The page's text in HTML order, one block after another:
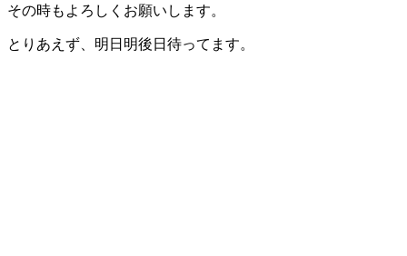
その時もよろしくお願いします。
とりあえず、明日明後日待ってます。